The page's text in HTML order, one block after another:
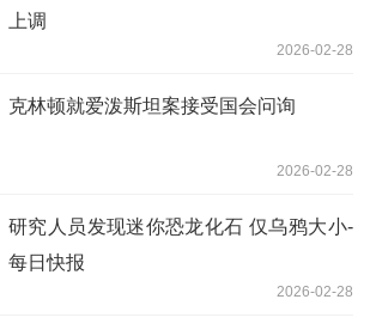
上调
2026-02-28
克林顿就爱泼斯坦案接受国会问询
2026-02-28
研究人员发现迷你恐龙化石 仅乌鸦大小-
每日快报
2026-02-28